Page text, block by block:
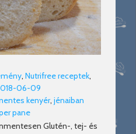
, Nutrifree receptek,
06-09
kenyér, jénaiban
pane
Glutén-, tej- és